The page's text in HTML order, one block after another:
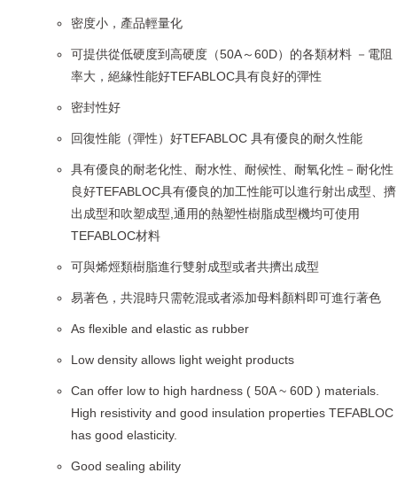
密度小，產品輕量化
可提供從低硬度到高硬度（50A～60D）的各類材料 －電阻
率大，絕緣性能好TEFABLOC具有良好的彈性
密封性好
回復性能（彈性）好TEFABLOC 具有優良的耐久性能
具有優良的耐老化性、耐水性、耐候性、耐氧化性－耐化性
良好TEFABLOC具有優良的加工性能可以進行射出成型、擠
出成型和吹塑成型,通用的熱塑性樹脂成型機均可使用
TEFABLOC材料
可與烯烴類樹脂進行雙射成型或者共擠出成型
易著色，共混時只需乾混或者添加母料顏料即可進行著色
As flexible and elastic as rubber
Low density allows light weight products
Can offer low to high hardness ( 50A ~ 60D ) materials.
High resistivity and good insulation properties TEFABLOC
has good elasticity.
Good sealing ability